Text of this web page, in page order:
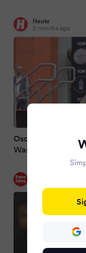
Heute
2 months ago
Oscar-Erlösung
Warten